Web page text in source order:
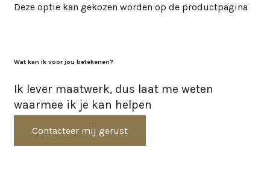
Deze optie kan gekozen worden op de productpagina
Wat kan ik voor jou betekenen?
Ik lever maatwerk, dus laat me weten
waarmee ik je kan helpen
Contacteer mij gerust